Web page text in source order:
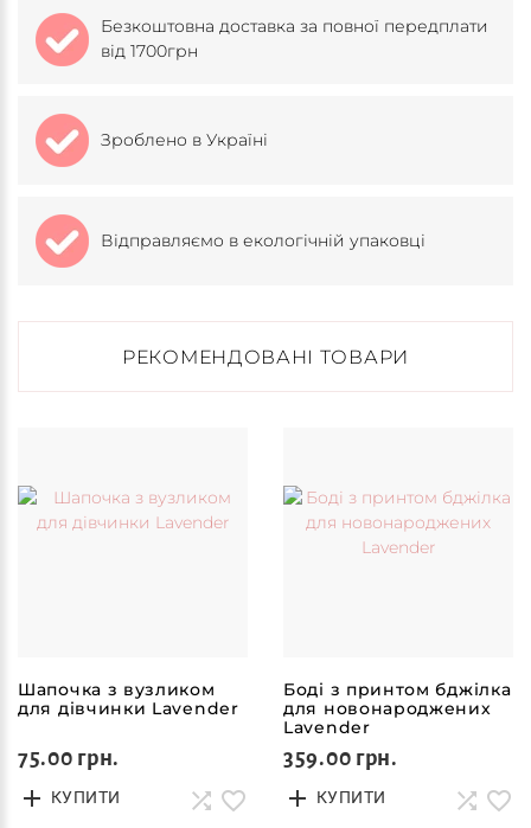
Безкоштовна доставка за повної передплати
від 1700грн
Зроблено в Україні
Відправляємо в екологічній упаковці
РЕКОМЕНДОВАНІ ТОВАРИ
Шапочка з вузликом
для дівчинки Lavender
75.00 грн.
КУПИТИ
Боді з принтом бджілка
для новонароджених
Lavender
359.00 грн.
КУПИТИ